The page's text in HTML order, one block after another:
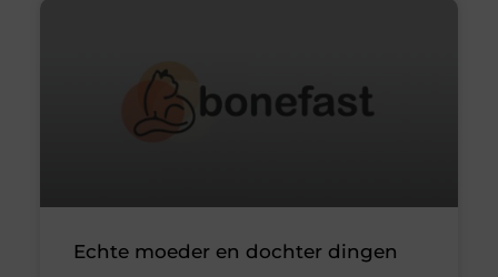
Echte moeder en dochter dingen